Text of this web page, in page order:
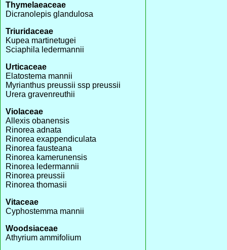
Thymelaeaceae
Dicranolepis glandulosa
Triuridaceae
Kupea martinetugei
Sciaphila ledermannii
Urticaceae
Elatostema mannii
Myrianthus preussii ssp preussii
Urera gravenreuthii
Violaceae
Allexis obanensis
Rinorea adnata
Rinorea exappendiculata
Rinorea fausteana
Rinorea kamerunensis
Rinorea ledermannii
Rinorea preussii
Rinorea thomasii
Vitaceae
Cyphostemma mannii
Woodsiaceae
Athyrium ammifolium